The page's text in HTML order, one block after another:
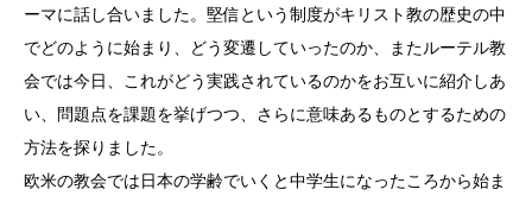
ーマに話し合いました。堅信という制度がキリスト教の歴史の中
でどのように始まり、どう変遷していったのか、またルーテル教
会では今日、これがどう実践されているのかをお互いに紹介しあ
い、問題点を課題を挙げつつ、さらに意味あるものとするための
方法を探りました。
欧米の教会では日本の学齢でいくと中学生になったころから始ま